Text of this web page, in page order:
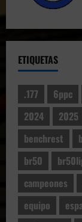
ETIQUETAS
.177 6ppc
2024
2025
benchrest
br50
campeones
equipo